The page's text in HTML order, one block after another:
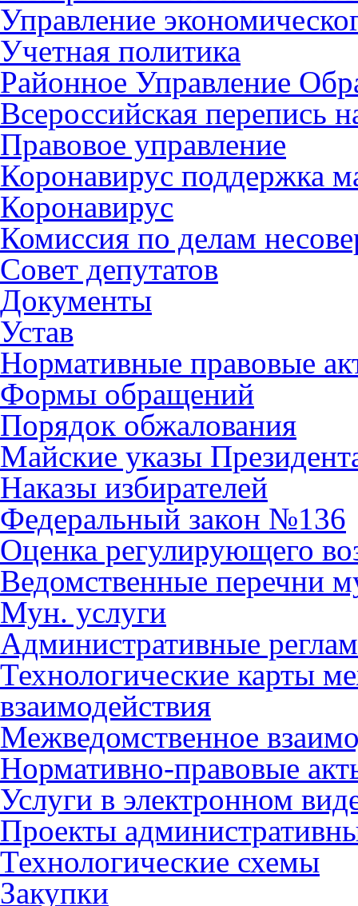
Управление
Учетная политика
Районное Управление
Всероссийская перепись
Правовое управление
Коронавирус поддержка
Коронавирус
Комиссия по делам
Совет депутатов
Документы
Устав
Нормативные правовые
Формы обращений
Порядок обжалования
Майские указы
Наказы избирателей
Федеральный закон №136
Оценка регулирующего
Ведомственные перечни
Мун. услуги
Административные
Технологические карты
взаимодействия
Межведомственное
Нормативно-правовые
Услуги в электронном
Проекты
Технологические схемы
Закупки